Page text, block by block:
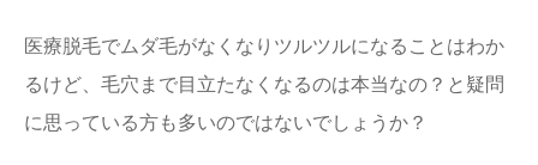
医療脱毛でムダ毛がなくなりツルツルになることはわか
るけど、毛穴まで目立たなくなるのは本当なの？と疑問
に思っている方も多いのではないでしょうか？